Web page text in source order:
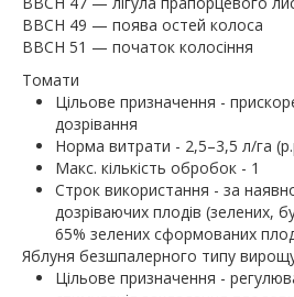
BBCH 49 — поява остей колоса
BBCH 51 — початок колосіння
Томати
Цільове призначення -
дозрівання
Норма витрати - 2,5–3,5 л/га
Макс. кількість обробок - 1
Строк використання - за
дозріваючих плодів (зелених,
65% зелених сформованих
Яблуня безшпалерного типу
Цільове призначення -